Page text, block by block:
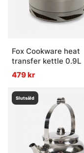
Fox Cookware heat
transfer kettle 0.9L
479 kr
Slutsåld